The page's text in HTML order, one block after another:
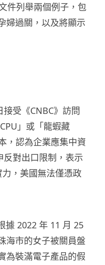
件列舉兩個例子，包
婦過關，以及將顯示
受《CNBC》訪問
」或「龍蝦藏
，認為企業應集中資
對出口限制，表示
，美國無法僅憑政
據 2022 年 11 月 25
海市的女子被關員盤
為裝滿電子產品的假